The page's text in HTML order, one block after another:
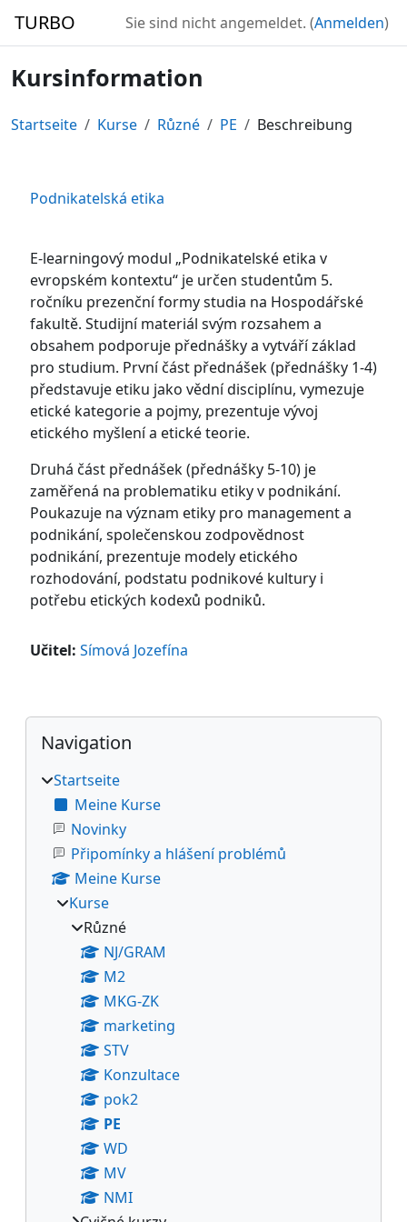
TURBO Sie sind nicht angemeldet. (Anmelden)
Kursinformation
Startseite Kurse Různé PE Beschreibung
Podnikatelská etika
E-learningový modul „Podnikatelské etika v
evropském kontextu“ je určen studentům 5.
ročníku prezenční formy studia na Hospodářské
fakultě. Studijní materiál svým rozsahem a
obsahem podporuje přednášky a vytváří základ
pro studium. První část přednášek (přednášky 1-4)
představuje etiku jako vědní disciplínu, vymezuje
etické kategorie a pojmy, prezentuje vývoj
etického myšlení a etické teorie.
Druhá část přednášek (přednášky 5-10) je
zaměřená na problematiku etiky v podnikání.
Poukazuje na význam etiky pro management a
podnikání, společenskou zodpovědnost
podnikání, prezentuje modely etického
rozhodování, podstatu podnikové kultury i
potřebu etických kodexů podniků.
Učitel: Símová Jozefína
Blöcke
Navigation überspringen
Navigation
Startseite
Meine Kurse
Novinky
Připomínky a hlášení problémů
Meine Kurse
Kurse
Různé
NJ/GRAM
M2
MKG-ZK
marketing
STV
Konzultace
pok2
PE
WD
MV
NMI